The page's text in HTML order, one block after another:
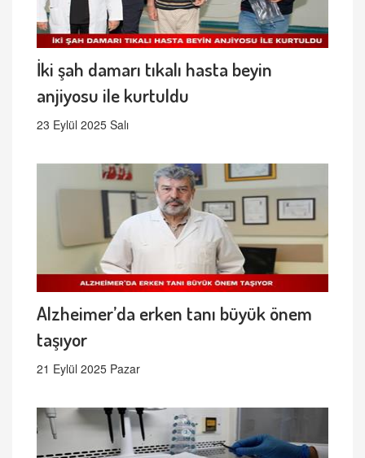
İki şah damarı tıkalı hasta beyin
anjiyosu ile kurtuldu
23 Eylül 2025 Salı
Alzheimer’da erken tanı büyük önem
taşıyor
21 Eylül 2025 Pazar